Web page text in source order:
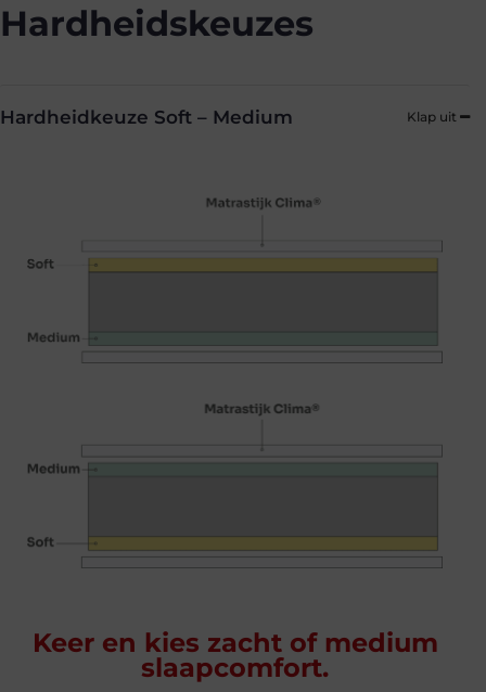
Hardheidskeuzes
Hardheidkeuze Soft – Medium
Keer en kies zacht of medium
slaapcomfort.